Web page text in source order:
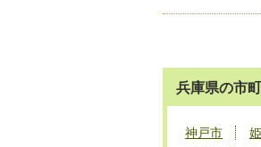
兵庫県の市
神戸市